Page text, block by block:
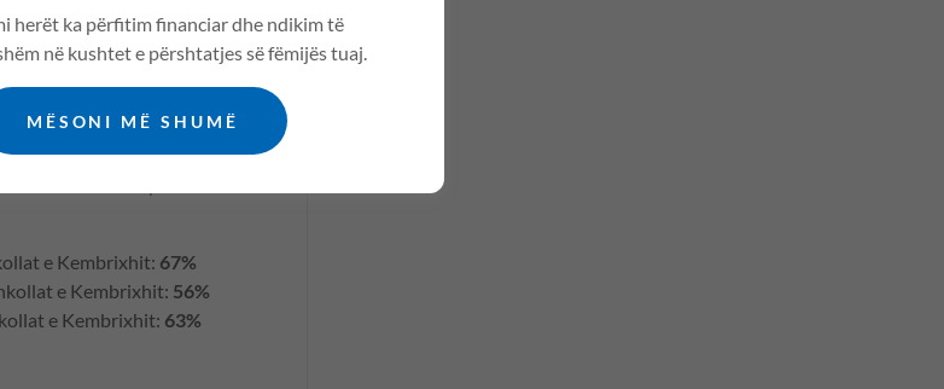
në të gjithë botën, në
në klasën e dytë që
Klasa e tretë kryen
International Education.
mesataren e prodhuar
e Kembrixhit: 67%
e Kembrixhit: 56%
e Kembrixhit: 63%
herët ka përfitim financiar dhe ndikim të
në kushtet e përshtatjes së fëmijës tuaj.
MËSONI MË SHUMË